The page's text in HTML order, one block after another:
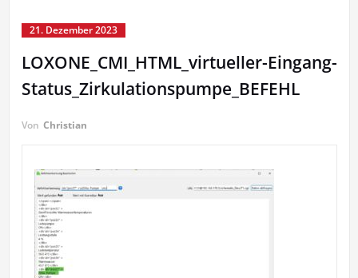
21. Dezember 2023
LOXONE_CMI_HTML_virtueller-Eingang-
Status_Zirkulationspumpe_BEFEHL
Von Christian